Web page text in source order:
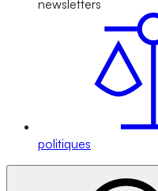
newsletters
politiques